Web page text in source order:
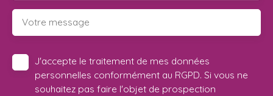
Votre message
J'accepte le traitement de mes données
personnelles conformément au RGPD. Si vous ne
souhaitez pas faire l'objet de prospection